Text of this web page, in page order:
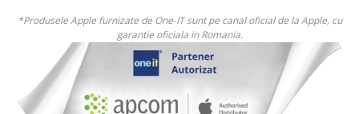
Microfoane & Casti Gaming
Scaune Gaming
Tastaturi Gaming
Card Reader
*Produsele Apple furnizate de One-IT sunt pe canal oficial de la Apple, cu
garantie oficiala in Romania.